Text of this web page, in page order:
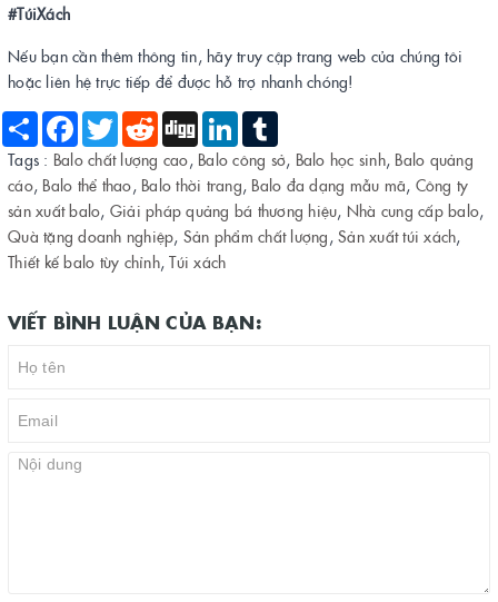
#TúiXách
Nếu bạn cần thêm thông tin, hãy truy cập trang web của chúng tôi
hoặc liên hệ trực tiếp để được hỗ trợ nhanh chóng!
Share Facebook
Twitter Reddit Digg LinkedIn
Tags : Balo chất lượng cao, Balo công sở, Balo học sinh, Balo quảng
cáo, Balo thể thao, Balo thời trang, Balo đa dạng mẫu mã, Công ty
sản xuất balo, Giải pháp quảng bá thương hiệu, Nhà cung cấp balo,
Quà tặng doanh nghiệp, Sản phẩm chất lượng , Sản xuất túi xách,
Thiết kế balo tùy chỉnh,Túi xách
VIẾT BÌNH LUẬN CỦA BẠN: